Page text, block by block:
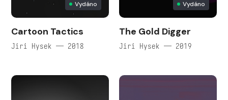
Vydáno
Cartoon Tactics
Jiri Hysek — 2018
Vydáno
The Gold Digger
Jiri Hysek — 2019